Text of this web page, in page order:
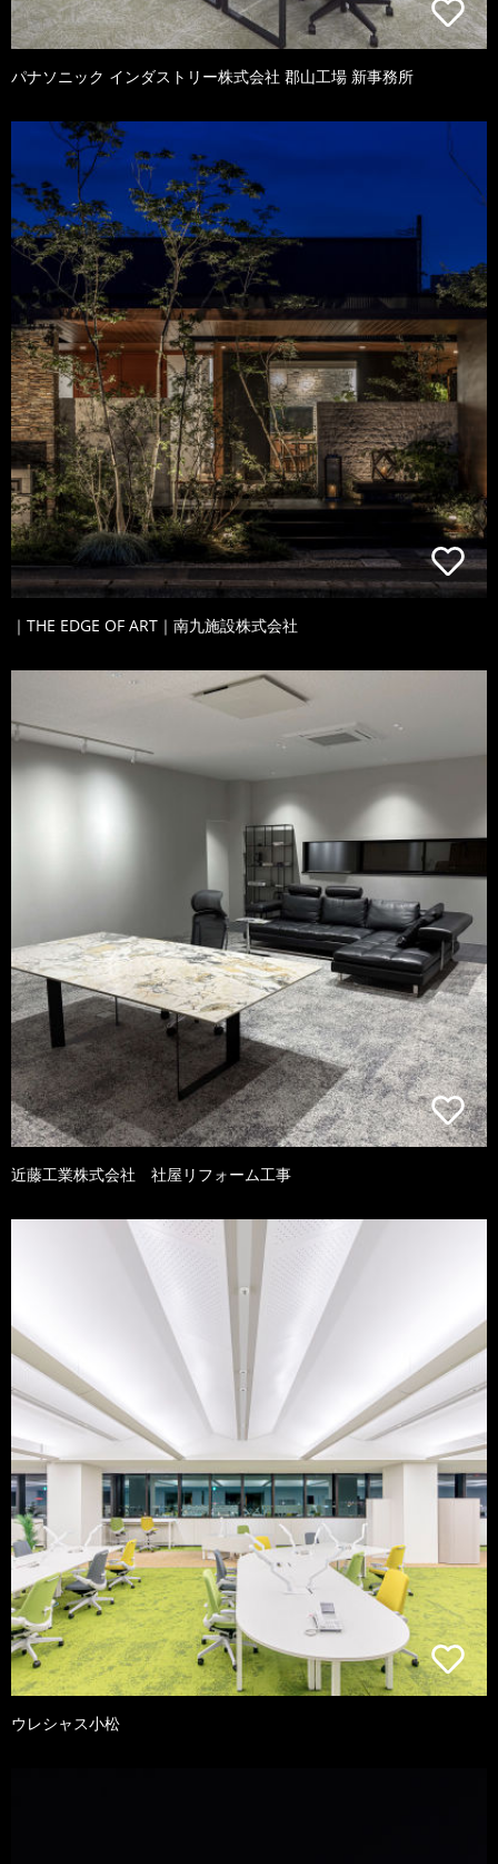
パナソニック インダストリー株式会社 郡山工場 新事務所
｜THE EDGE OF ART｜南九施設株式会社
近藤工業株式会社 社屋リフォーム工事
ウレシャス小松